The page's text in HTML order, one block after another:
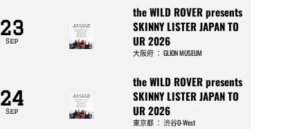
23
Sep
the WILD ROVER presents
SKINNY LISTER JAPAN TO
UR 2026
大阪府： GLION MUSEUM
24
Sep
the WILD ROVER presents
SKINNY LISTER JAPAN TO
UR 2026
東京都： 渋谷O-West